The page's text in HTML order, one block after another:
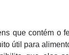
que contém o
útil para